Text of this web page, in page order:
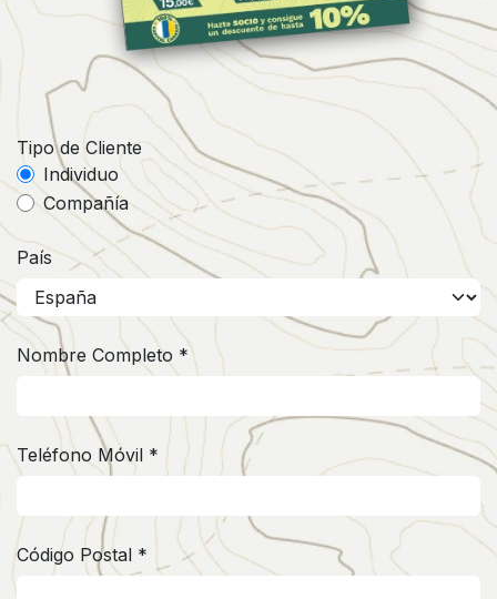
Tipo de Cliente
Individuo
Compañía
País
Nombre Completo *
Teléfono Móvil *
Código Postal *